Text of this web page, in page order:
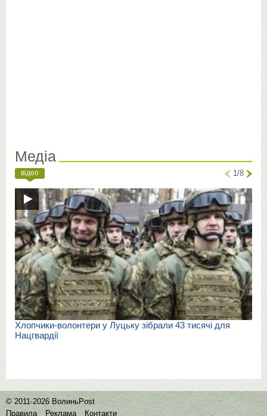
Медіа
відео 1/8
Хлопчики-волонтери у Луцьку зібрали 43 тисячі для
Нацгвардії
© 2011-2026 ВолиньPost
Правила
Реклама Контакти